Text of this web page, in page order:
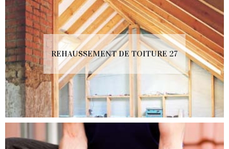
REHAUSSEMENT DE TOITURE 27